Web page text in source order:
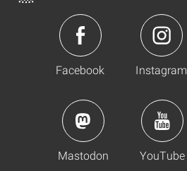
Facebook Instagram
Mastodon YouTube